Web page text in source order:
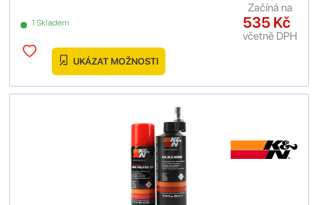
1 Skladem 535 Kč
včetně DPH
Začíná na
UKÁZAT MOŽNOSTI